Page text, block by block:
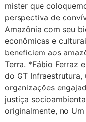
mister que
perspectiva de
Amazônia com seu
econômicas e
beneficiem aos
Terra. *Fábio Ferraz
do GT Infraestrutura,
organizações
justiça
originalmente, no